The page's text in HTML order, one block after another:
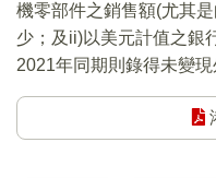
機零部件之銷售額(尤其
少；及ii)以美元計值之銀
2021年同期則錄得未變現